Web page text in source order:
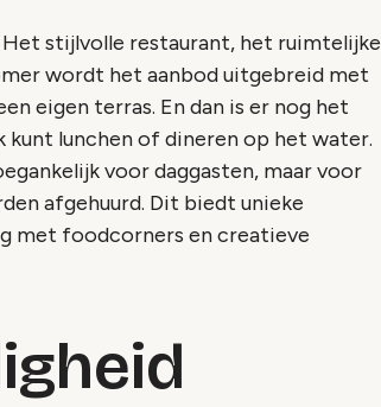
stijlvolle restaurant, het ruimtelijke
wordt het aanbod uitgebreid met
eigen terras. En dan is er nog het
lunchen of dineren op het water.
voor daggasten, maar voor
afgehuurd. Dit biedt unieke
met foodcorners en creatieve